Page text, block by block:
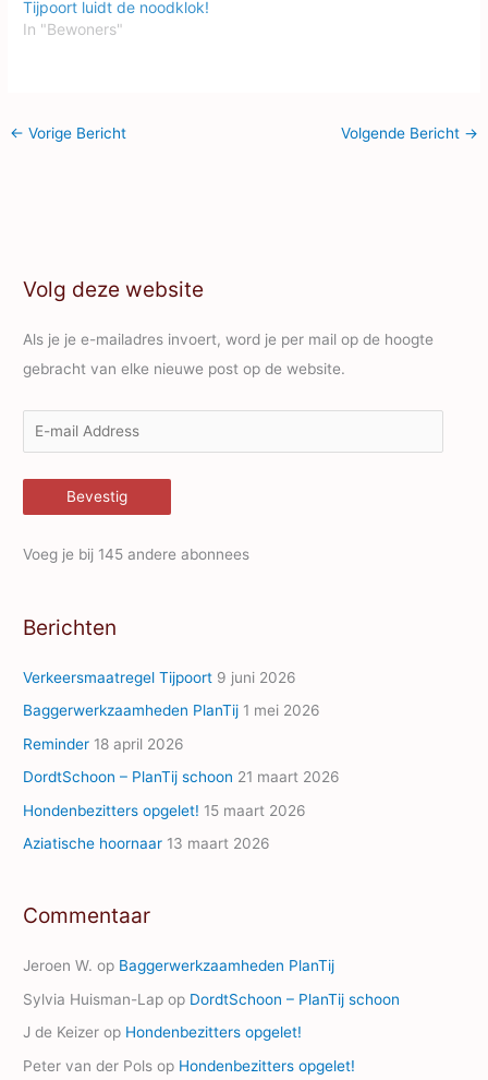
Tijpoort luidt de noodklok!
In "Bewoners"
← Vorige Bericht Volgende Bericht →
Volg deze website
Als je je e-mailadres invoert, word je per mail op de hoogte
gebracht van elke nieuwe post op de website.
-
m
a
d
r
e
s
s
Bevestig
Voeg je bij 145 andere abonnees
Berichten
Verkeersmaatregel Tijpoort 9 juni 2026
Baggerwerkzaamheden PlanTij 1 mei 2026
Reminder 18 april 2026
DordtSchoon – PlanTij schoon 21 maart 2026
Hondenbezitters opgelet! 15 maart 2026
Aziatische hoornaar 13 maart 2026
Commentaar
Jeroen W. op Baggerwerkzaamheden PlanTij
Sylvia Huisman-Lap op DordtSchoon – PlanTij schoon
J de Keizer op Hondenbezitters opgelet!
Peter van der Pols op Hondenbezitters opgelet!